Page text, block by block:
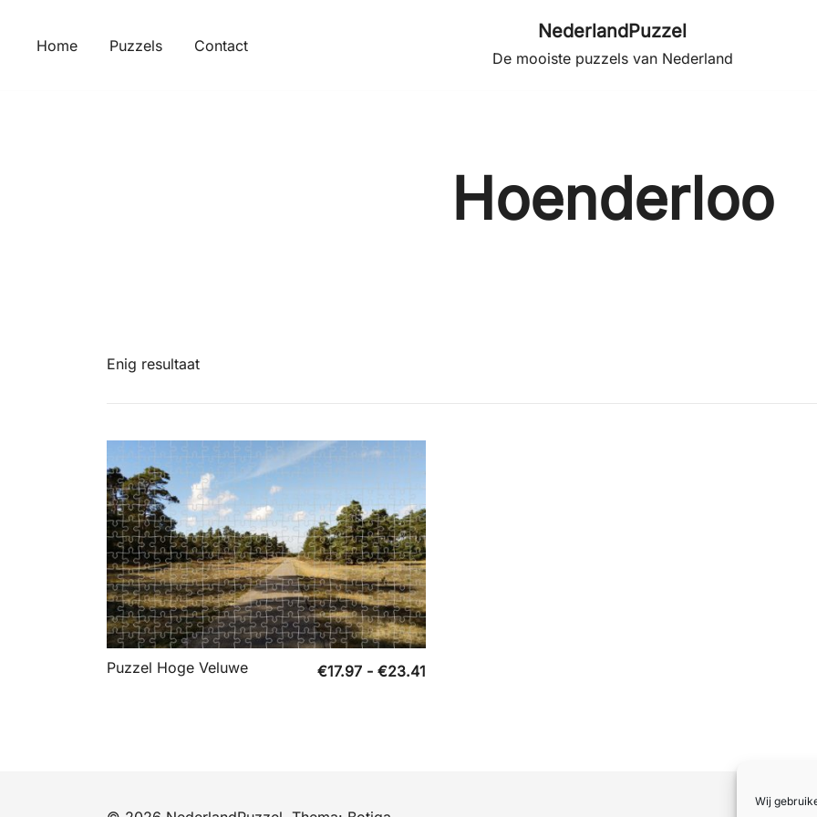
Wij
Home Puzzels Contact
NederlandPuzzel
De mooiste puzzels van Nederland
Hoenderloo
Enig resultaat
Puzzel Hoge Veluwe €17.97 - €23.41Prijsklasse: